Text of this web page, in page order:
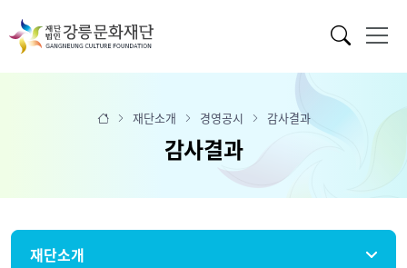
재단소개 경영공시 감사결과
감사결과
재단소개